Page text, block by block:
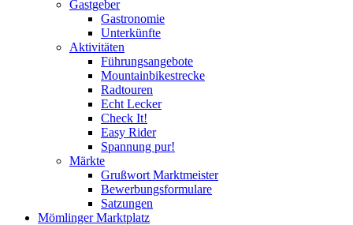
Gastgeber
Gastronomie
Unterkünfte
Aktivitäten
Führungsangebote
Mountainbikestrecke
Radtouren
Echt Lecker
Check It!
Easy Rider
Spannung pur!
Märkte
Grußwort Marktmeister
Bewerbungsformulare
Satzungen
Mömlinger Marktplatz